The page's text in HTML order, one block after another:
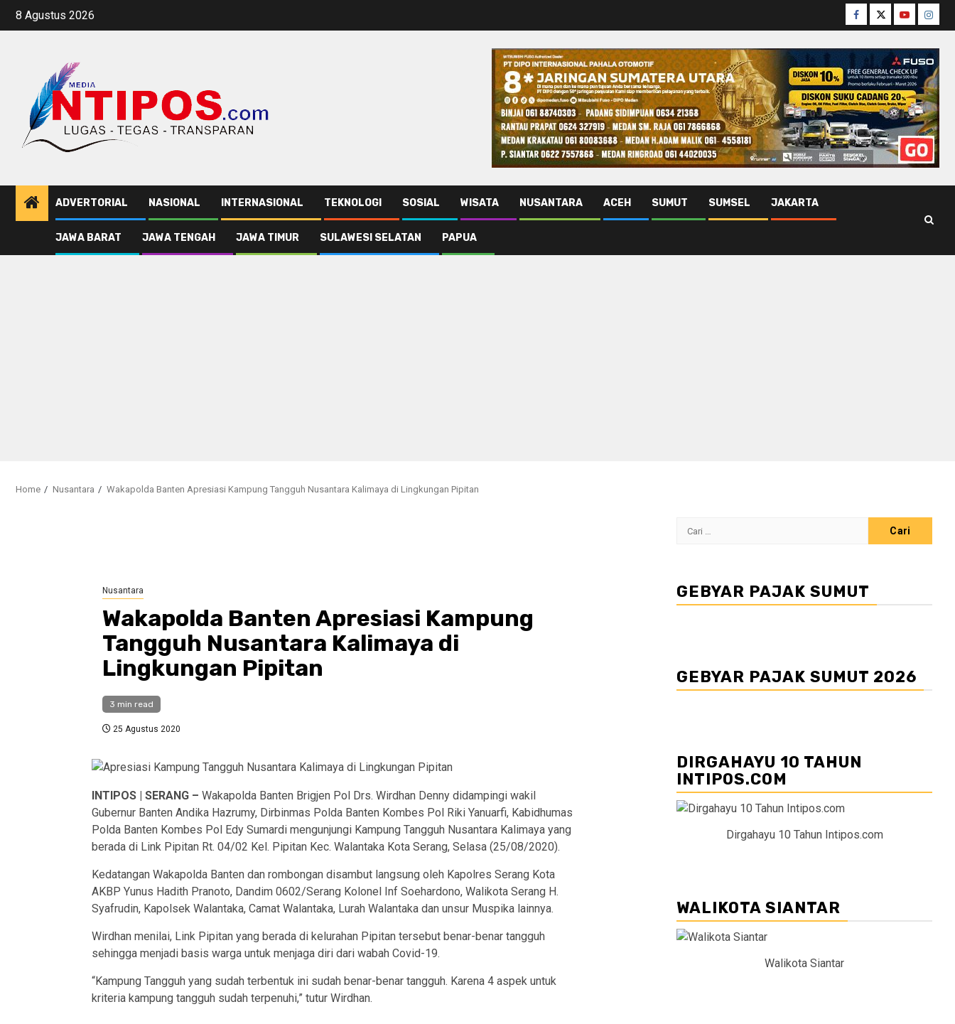
Skip
8 Agustus 2026 Facebook
TwitterYoutube
ADVERTORIAL NASIONAL INTERNASIONAL TEKNOLOGI SOSIAL WISATA NUSANTARA ACEH SUMUT SUMSEL JAKARTA
JAWA BARAT JAWA TENGAH JAWA TIMUR SULAWESI SELATAN PAPUA
Home Nusantara Wakapolda Banten Apresiasi Kampung Tangguh Nusantara Kalimaya di Lingkungan Pipitan
Nusantara
Wakapolda Banten Apresiasi Kampung
Tangguh Nusantara Kalimaya di
Lingkungan Pipitan
3 min read
25 Agustus 2020
INTIPOS | SERANG – Wakapolda Banten Brigjen Pol Drs. Wirdhan Denny didampingi wakil
Gubernur Banten Andika Hazrumy, Dirbinmas Polda Banten Kombes Pol Riki Yanuarfi, Kabidhumas
Polda Banten Kombes Pol Edy Sumardi mengunjungi Kampung Tangguh Nusantara Kalimaya yang
berada di Link Pipitan Rt. 04/02 Kel. Pipitan Kec. Walantaka Kota Serang, Selasa (25/08/2020).
Kedatangan Wakapolda Banten dan rombongan disambut langsung oleh Kapolres Serang Kota
AKBP Yunus Hadith Pranoto, Dandim 0602/Serang Kolonel Inf Soehardono, Walikota Serang H.
Syafrudin, Kapolsek Walantaka, Camat Walantaka, Lurah Walantaka dan unsur Muspika lainnya.
Wirdhan menilai, Link Pipitan yang berada di kelurahan Pipitan tersebut benar-benar tangguh
sehingga menjadi basis warga untuk menjaga diri dari wabah Covid-19.
“Kampung Tangguh yang sudah terbentuk ini sudah benar-benar tangguh. Karena 4 aspek untuk
kriteria kampung tangguh sudah terpenuhi,” tutur Wirdhan.
Cari
GEBYAR PAJAK SUMUT
GEBYAR PAJAK SUMUT 2026
DIRGAHAYU 10 TAHUN
INTIPOS.COM
Dirgahayu 10 Tahun Intipos.com
WALIKOTA SIANTAR
Walikota Siantar